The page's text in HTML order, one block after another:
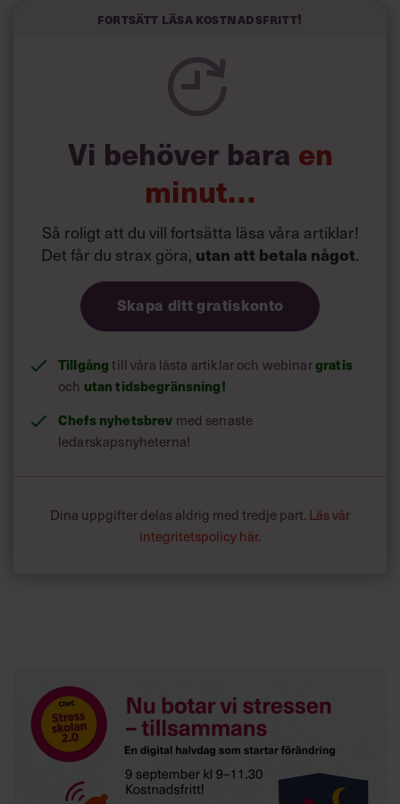
konstatera två saker:1) Det lär bli värre innan det blir
Röran i London minskar inte direkt
En sparad krona är inte en tjänad
krona
Aah, budgettider…Nu ska ribban sättas, bågen spännas,
linjerna målas. Medarbetare ska involveras, chefer ska
synka och högsta hönset ska blidkas. Sedan ska styrelsen
övertygas och organisationen informeras på ett lagom
entusiasmerande sätt – så att ingen varken slappnar av
slipper hamna på (i och för sig underhållande) listor som
6 budgetmissar vi aldrig glömmer
Fortsätt läsa kostnadsfritt!
Vi behöver bara en
minut…
Så roligt att du vill fortsätta läsa våra artiklar!
Det får du strax göra, utan att betala något.
Skapa ditt gratiskonto
Tillgångtill våra låsta artiklar och webinargratis
och utan tidsbegränsning!
Chefs nyhetsbrev med senaste
ledarskapsnyheterna!
Dina uppgifter delas aldrig med tredje part. Läs vår
integritetspolicy här.